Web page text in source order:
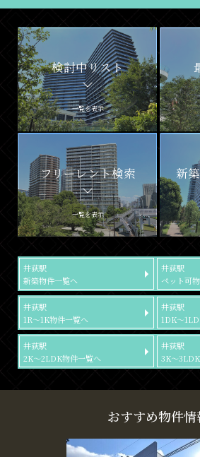
検討中リスト
一覧を表示
フリーレント検索
一覧を表示
新
井荻駅
新築物件一覧へ
井荻駅
ペット可
井荻駅
1R～1K物件一覧へ
井荻駅
1DK～
井荻駅
2K～2LDK物件一覧へ
井荻駅
3K～
おすすめ物件情